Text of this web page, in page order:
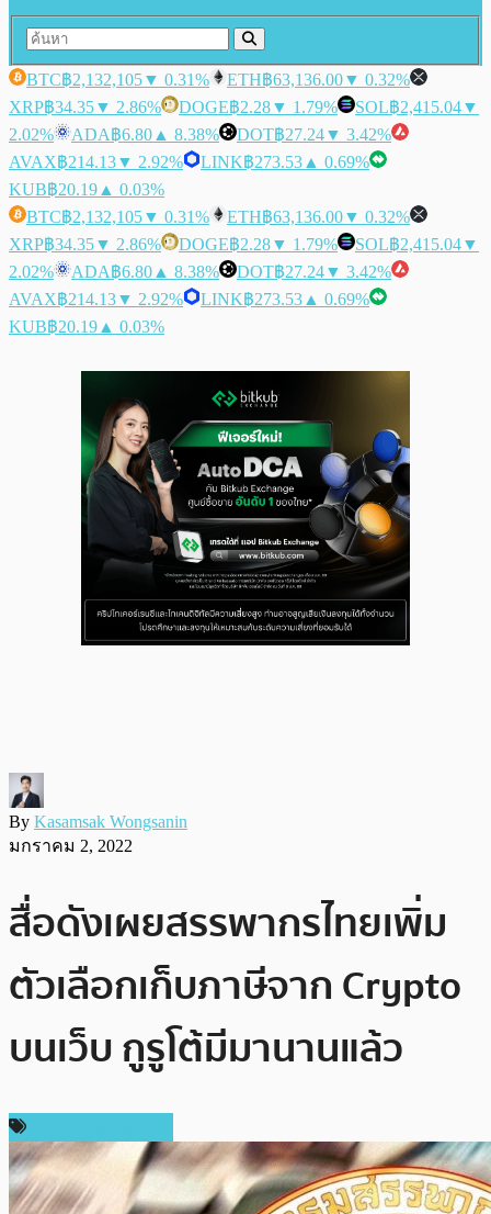
BTC฿2,132,105▼ 0.31% ETH฿63,136.00▼ 0.32%
XRP฿34.35▼ 2.86% DOGE฿2.28▼ 1.79% SOL฿2,415.04▼
2.02%
ADA฿6.80 ▲ 8.38% DOT฿27.24▼ 3.42%
AVAX฿214.13▼ 2.92% LINK฿273.53 ▲ 0.69%
KUB฿20.19 ▲ 0.03%
BTC฿2,132,105▼ 0.31% ETH฿63,136.00▼ 0.32%
XRP฿34.35▼ 2.86% DOGE฿2.28▼ 1.79% SOL฿2,415.04▼
2.02%
ADA฿6.80 ▲ 8.38% DOT฿27.24▼ 3.42%
AVAX฿214.13▼ 2.92% LINK฿273.53 ▲ 0.69%
KUB฿20.19 ▲ 0.03%
By Kasamsak Wongsanin
มกราคม 2, 2022
สื่อดังเผยสรรพากรไทยเพิ่ม
ตัวเลือกเก็บภาษีจาก Crypto
บนเว็บ กูรูโต้มีมานานแล้ว